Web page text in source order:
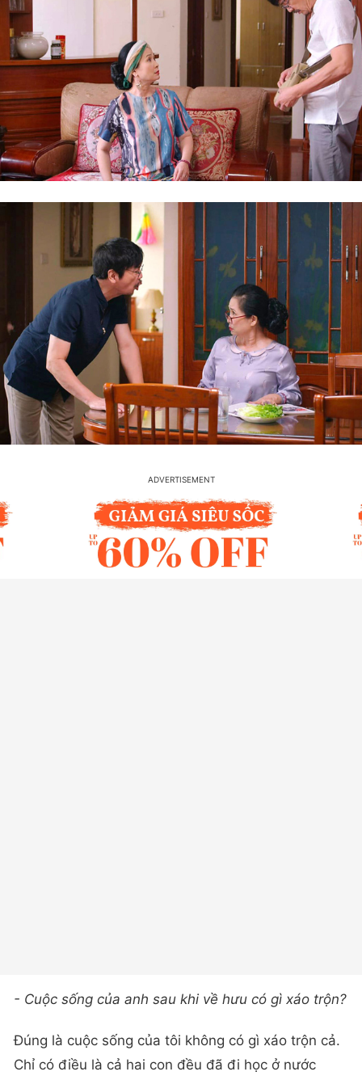
- Cuộc sống của anh sau khi về hưu có gì xáo trộn?
Đúng là cuộc sống của tôi không có gì xáo trộn cả.
Chỉ có điều là cả hai con đều đã đi học ở nước